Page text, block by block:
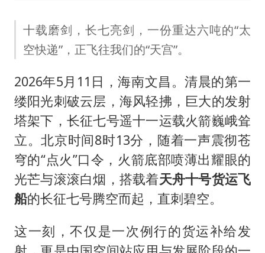
十载磨剑，长七亮剑，一份重达六吨的“太
空快递”，正飞往我们的“天宫”。
2026年5月11日，海南文昌。清晨的第一
缕阳光刺破云层，海风轻拂，巨大的发射
塔架下，长征七号遥十一运载火箭巍峨耸
立。北京时间8时13分，随着一声震彻苍
穹的“点火”口令，火箭底部喷薄出耀眼的
光芒与滚滚白烟，搭载着天舟十号货运飞
船的长征七号腾空而起，直刺碧空。
这一刻，不仅是一次例行的货运补给发